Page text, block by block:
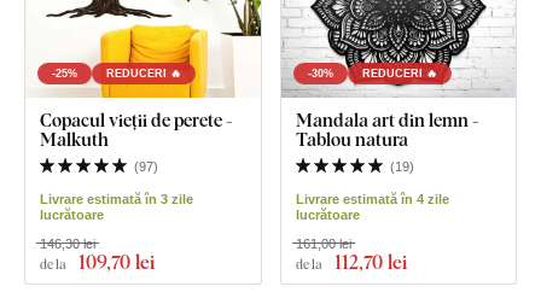
-25% REDUCERI 🔥
Copacul vieții de perete -
Malkuth
(97)
Livrare estimată în 3 zile
lucrătoare
de la 109,70 lei
146,30 lei
-30% REDUCERI 🔥
Mandala art din lemn -
Tablou natura
(19)
Livrare estimată în 4 zile
lucrătoare
de la 112,70 lei
161,00 lei